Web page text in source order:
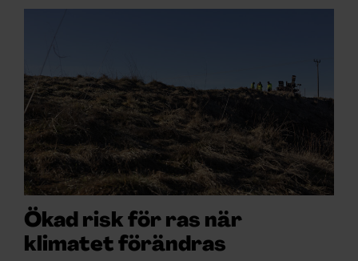
Ökad risk för ras när
klimatet förändras